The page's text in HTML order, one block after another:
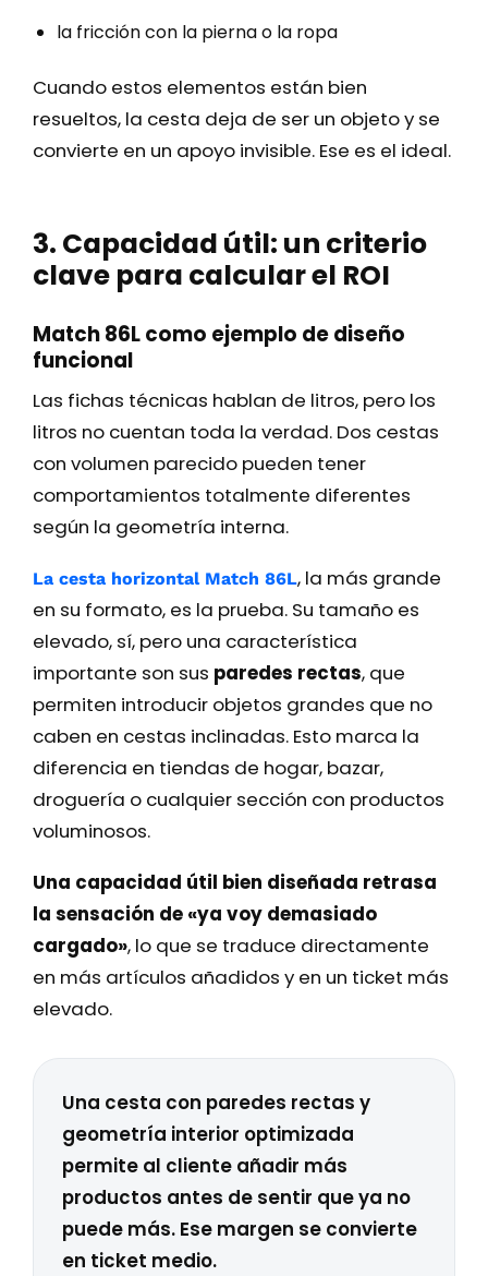
la fricción con la pierna o la ropa
Cuando estos elementos están bien
resueltos, la cesta deja de ser un objeto y se
convierte en un apoyo invisible. Ese es el ideal.
3. Capacidad útil: un criterio
clave para calcular el ROI
Match 86L como ejemplo de diseño
funcional
Las fichas técnicas hablan de litros, pero los
litros no cuentan toda la verdad. Dos cestas
con volumen parecido pueden tener
comportamientos totalmente diferentes
según la geometría interna.
La cesta horizontal Match 86L, la más grande
en su formato, es la prueba. Su tamaño es
elevado, sí, pero una característica
importante son sus paredes rectas, que
permiten introducir objetos grandes que no
caben en cestas inclinadas. Esto marca la
diferencia en tiendas de hogar, bazar,
droguería o cualquier sección con productos
voluminosos.
Una capacidad útil bien diseñada retrasa
la sensación de «ya voy demasiado
cargado», lo que se traduce directamente
en más artículos añadidos y en un ticket más
elevado.
Una cesta con paredes rectas y
geometría interior optimizada
permite al cliente añadir más
productos antes de sentir que ya no
puede más. Ese margen se convierte
en ticket medio.